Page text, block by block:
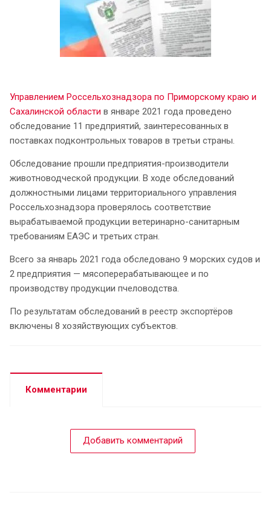
Управлением Россельхознадзора по Приморскому краю и
Сахалинской области в январе 2021 года проведено
обследование 11 предприятий, заинтересованных в
поставках подконтрольных товаров в третьи страны.
Обследование прошли предприятия-производители
животноводческой продукции. В ходе обследований
должностными лицами территориального управления
Россельхознадзора проверялось соответствие
вырабатываемой продукции ветеринарно-санитарным
требованиям ЕАЭС и третьих стран.
Всего за январь 2021 года обследовано 9 морских судов и
2 предприятия — мясоперерабатывающее и по
производству продукции пчеловодства.
По результатам обследований в реестр экспортёров
включены 8 хозяйствующих субъектов.
Комментарии
Добавить комментарий